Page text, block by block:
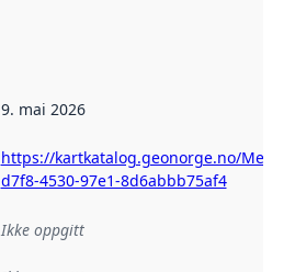
9. mai 2026
https://kartkatalog.geonorge.no/
d7f8-4530-97e1-8d6abbb75af4
Ikke oppgitt